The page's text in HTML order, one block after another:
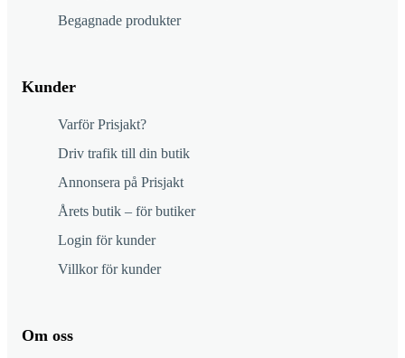
Begagnade produkter
Kunder
Varför Prisjakt?
Driv trafik till din butik
Annonsera på Prisjakt
Årets butik – för butiker
Login för kunder
Villkor för kunder
Om oss